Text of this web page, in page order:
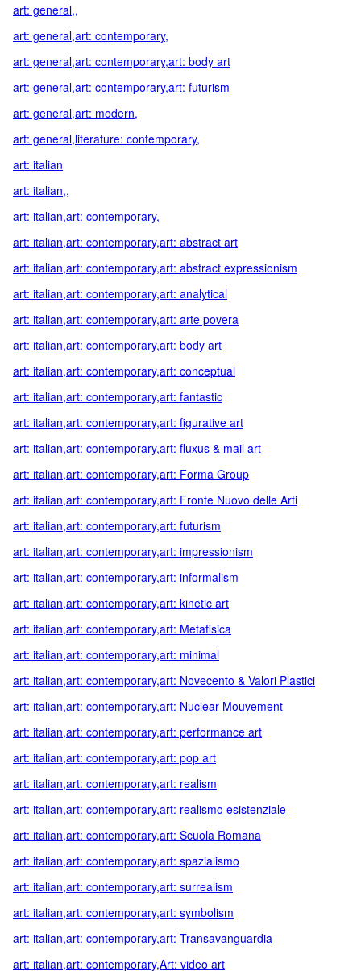
art: general,,
art: general,art: contemporary,
art: general,art: contemporary,art: body art
art: general,art: contemporary,art: futurism
art: general,art: modern,
art: general,literature: contemporary,
art: italian
art: italian,,
art: italian,art: contemporary,
art: italian,art: contemporary,art: abstract art
art: italian,art: contemporary,art: abstract expressionism
art: italian,art: contemporary,art: analytical
art: italian,art: contemporary,art: arte povera
art: italian,art: contemporary,art: body art
art: italian,art: contemporary,art: conceptual
art: italian,art: contemporary,art: fantastic
art: italian,art: contemporary,art: figurative art
art: italian,art: contemporary,art: fluxus & mail art
art: italian,art: contemporary,art: Forma Group
art: italian,art: contemporary,art: Fronte Nuovo delle Arti
art: italian,art: contemporary,art: futurism
art: italian,art: contemporary,art: impressionism
art: italian,art: contemporary,art: informalism
art: italian,art: contemporary,art: kinetic art
art: italian,art: contemporary,art: Metafisica
art: italian,art: contemporary,art: minimal
art: italian,art: contemporary,art: Novecento & Valori Plastici
art: italian,art: contemporary,art: Nuclear Mouvement
art: italian,art: contemporary,art: performance art
art: italian,art: contemporary,art: pop art
art: italian,art: contemporary,art: realism
art: italian,art: contemporary,art: realismo esistenziale
art: italian,art: contemporary,art: Scuola Romana
art: italian,art: contemporary,art: spazialismo
art: italian,art: contemporary,art: surrealism
art: italian,art: contemporary,art: symbolism
art: italian,art: contemporary,art: Transavanguardia
art: italian,art: contemporary,Art: video art